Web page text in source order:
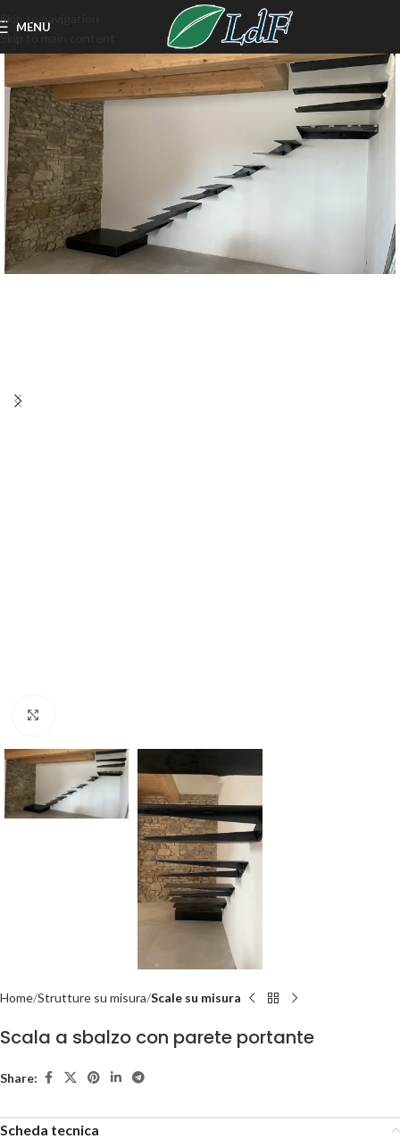
Skip to navigation
Skip to main content
MENU
Home Strutture su misura Scale su misura
Scala a sbalzo con parete portante
Share:
Scheda tecnica